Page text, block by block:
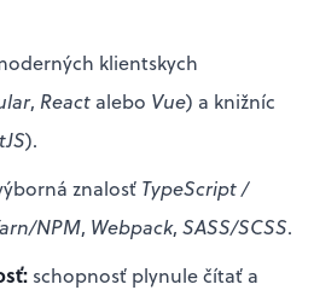
klientskych
, React alebo Vue) a knižníc
).
znalosť TypeScript /
NPM, Webpack, SASS/SCSS.
schopnosť plynule čítať a